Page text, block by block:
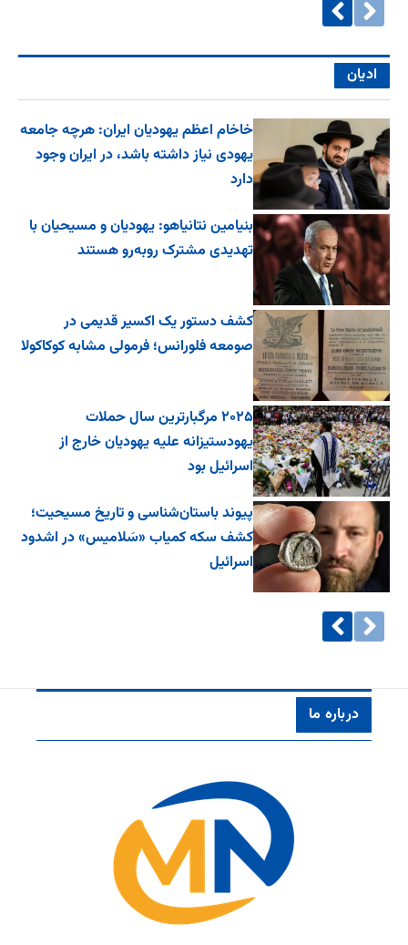
ادیان
خاخام اعظم یهودیان ایران: هرچه جامعه
یهودی نیاز داشته باشد، در ایران وجود
دارد
بنیامین نتانیاهو: یهودیان و مسیحیان با
تهدیدی مشترک روبه‌رو هستند
کشف دستور یک اکسیر قدیمی در
صومعه فلورانس؛ فرمولی مشابه کوکاکولا
۲۰۲۵ مرگبارترین سال حملات
یهودستیزانه علیه یهودیان خارج از
اسرائیل بود
پیوند باستان‌شناسی و تاریخ مسیحیت؛
کشف سکه کمیاب «سَلامیس» در اشدود
اسرائیل
درباره ما